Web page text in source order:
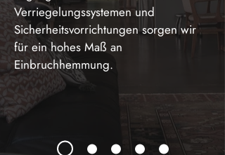
Verriegelungssystemen und
Sicherheitsvorrichtungen sorgen wir
für ein hohes Maß an
Einbruchhemmung.